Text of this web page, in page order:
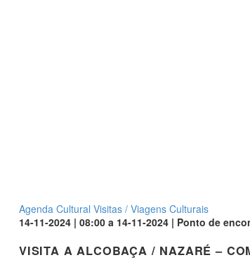
Agenda Cultural Visitas / Viagens Culturais
14-11-2024 | 08:00 a 14-11-2024 | Ponto de
VISITA A ALCOBAÇA / NAZARÉ –